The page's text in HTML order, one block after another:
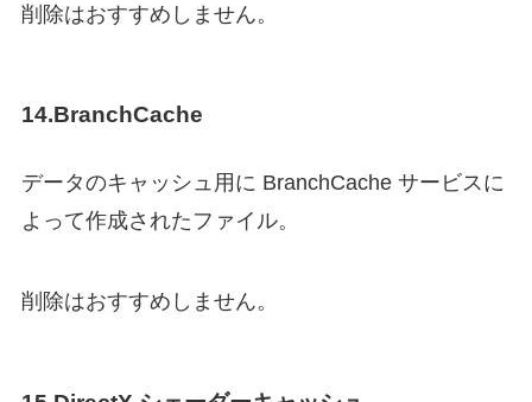
削除はおすすめしません。
14.BranchCache
データのキャッシュ用に BranchCache サービスに
よって作成されたファイル。
削除はおすすめしません。